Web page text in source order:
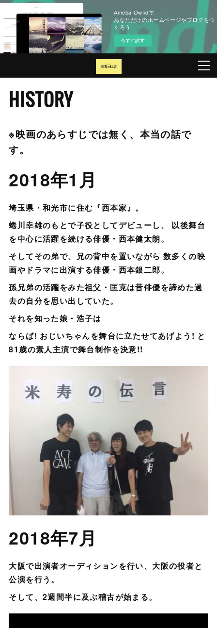
Ameba Owndで
あなただけのホームページやブログをつ
くろう
今すぐ試す
HISTORY
※映画のあらすじでは無く、本当の話で
す。
2018年1月
埼玉県・和光市に住む『西本家』。
蜷川幸雄のもとで子役としてデビューし、 以後舞台
を中心に活躍を続ける俳優・西本健太朗。
そしてその弟で、兄の背中を置いながら 数多くの映
画やドラマに出演する俳優・西本銀二郎。
孫兄弟の活躍をみた祖父・匡克は昔俳優を諦めた過
去の自分を思い出していた。
それを知った娘・浩子は
ならば! おじいちゃんを舞台に立たせてあげよう! と
81歳の素人主演で舞台制作を決意!!
2018年7月
大阪で出演者オーディションを行い、大阪の役者と
公演を行う。
そして、2週間半に及ぶ稽古が始まる。